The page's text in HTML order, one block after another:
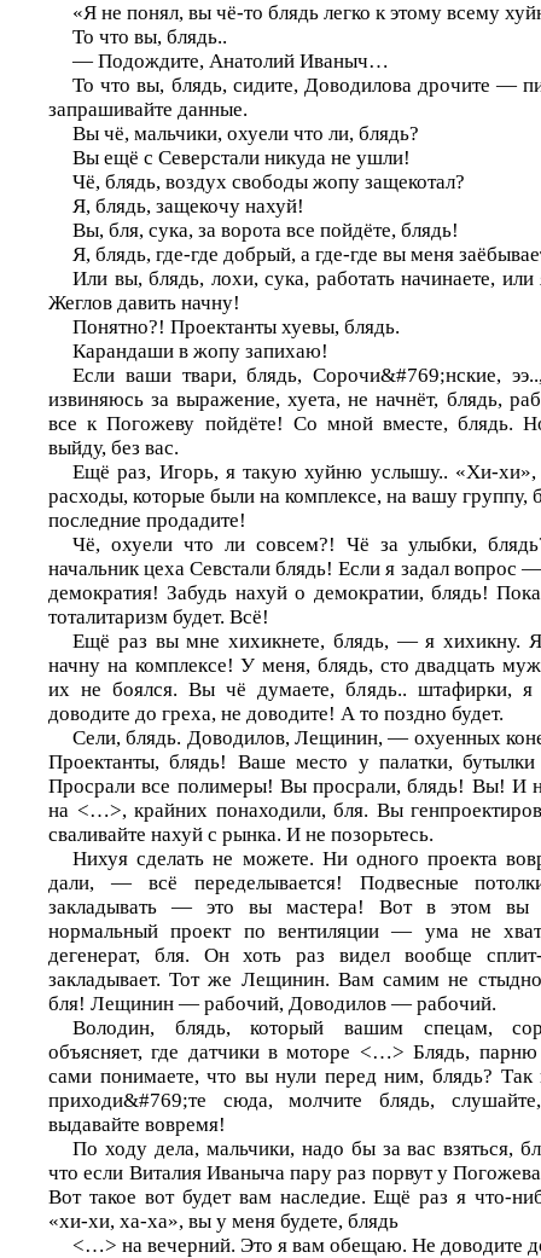
«Я не понял, вы чё-то блядь легко к этому всему
То что вы, блядь..
— Подождите, Анатолий Иваныч…
То что вы, блядь, сидите, Доводилова дрочите —
запрашивайте данные.
Вы чё, мальчики, охуели что ли, блядь?
Вы ещё с Северстали никуда не ушли!
Чё, блядь, воздух свободы жопу защекотал?
Я, блядь, защекочу нахуй!
Вы, бля, сука, за ворота все пойдёте, блядь!
Я, блядь, где-где добрый, а где-где вы меня
Или вы, блядь, лохи, сука, работать начинаете, или
Жеглов давить начну!
Понятно?! Проектанты хуевы, блядь.
Карандаши в жопу запихаю!
Если ваши твари, блядь, Сорочи&#769;нские,
извиняюсь за выражение, хуета, не начнёт, блядь,
все к Погожеву пойдёте! Со мной вместе, блядь.
выйду, без вас.
Ещё раз, Игорь, я такую хуйню услышу.. «Хи-хи»,
расходы, которые были на комплексе, на вашу
последние продадите!
Чё, охуели что ли совсем?! Чё за улыбки,
начальник цеха Севстали блядь! Если я задал вопрос
демократия! Забудь нахуй о демократии, блядь!
тоталитаризм будет. Всё!
Ещё раз вы мне хихикнете, блядь, — я хихикну. Я
начну на комплексе! У меня, блядь, сто двадцать
их не боялся. Вы чё думаете, блядь.. штафирки, я
доводите до греха, не доводите! А то поздно будет.
Сели, блядь. Доводилов, Лещинин, — охуенных
Проектанты, блядь! Ваше место у палатки, бутылки
Просрали все полимеры! Вы просрали, блядь! Вы! И
на <…>, крайних понаходили, бля. Вы
сваливайте нахуй с рынка. И не позорьтесь.
Нихуя сделать не можете. Ни одного проекта
дали, — всё переделывается! Подвесные
закладывать — это вы мастера! Вот в этом вы
нормальный проект по вентиляции — ума не
дегенерат, бля. Он хоть раз видел вообще
закладывает. Тот же Лещинин. Вам самим не
бля! Лещинин — рабочий, Доводилов — рабочий.
Володин, блядь, который вашим спецам,
объясняет, где датчики в моторе <…> Блядь,
сами понимаете, что вы нули перед ним, блядь? Так
приходи&#769;те сюда, молчите блядь,
выдавайте вовремя!
По ходу дела, мальчики, надо бы за вас взяться,
что если Виталия Иваныча пару раз порвут у
Вот такое вот будет вам наследие. Ещё раз я что-
«хи-хи, ха-ха», вы у меня будете, блядь
<…> на вечерний. Это я вам обещаю. Не доводите